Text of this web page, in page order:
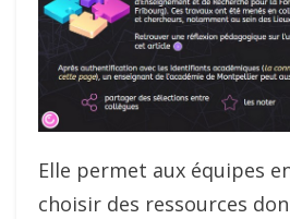
Elle permet aux équipes
choisir des ressources